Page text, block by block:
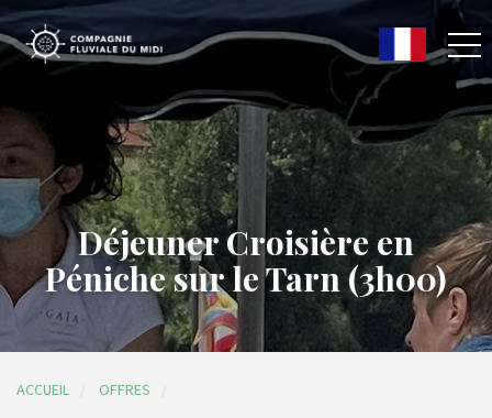
Déjeuner Croisière en
Péniche sur le Tarn (3h00)
ACCUEIL OFFRES